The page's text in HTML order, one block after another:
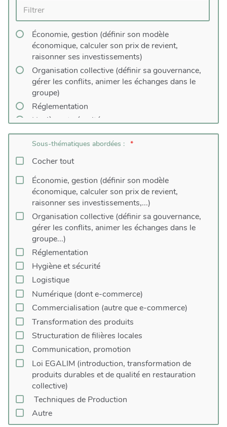
Économie, gestion (définir son modèle
économique, calculer son prix de revient,
raisonner ses investissements)
Organisation collective (définir sa gouvernance,
gérer les conflits, animer les échanges dans le
groupe)
Réglementation
Hygiène et sécurité
Logistique
Numérique (dont e-commerce)
Commercialisation (autre que e-commerce)
Transformation des produits
Structuration des filières locales
Communication, promotion
Loi EGALIM (introduction, transformation de
produits durables et de qualité en restauration
collective)
Approche globale
Accompagnement d’agriculteur.trice vers la vente
en circuit court
Techniques de Production
Production agricole
Agroécologie
Agronomie
Autre
Sous-thématiques abordées :
Cocher tout
Économie, gestion (définir son modèle
économique, calculer son prix de revient,
raisonner ses investissements,...)
Organisation collective (définir sa gouvernance,
gérer les conflits, animer les échanges dans le
groupe...)
Réglementation
Hygiène et sécurité
Logistique
Numérique (dont e-commerce)
Commercialisation (autre que e-commerce)
Transformation des produits
Structuration de filières locales
Communication, promotion
Loi EGALIM (introduction, transformation de
produits durables et de qualité en restauration
collective)
Techniques de Production
Autre